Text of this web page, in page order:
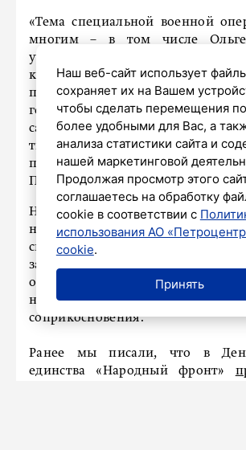
«Тема специальной военной
многим – в том числе Ольге
участнице акции
которой двоюродный брат
признаётся, что испытывает
гордости и желает бойцам
самое главное, чтобы ребята
тылу, их поддерживают и
представители «Народного
Петербурге.
На площадках также прошла
национальных блюд в реторт-
специальная упаковка, в ней
защитникам методом сброса
особенно важно для
находящихся на
соприкосновения.
Ранее мы писали, что в
единства «Народный фронт»
Наш веб-сайт использует
сохраняет их на Вашем
чтобы сделать перемещения
более удобными для Вас, а
анализа статистики сайта и
нашей маркетинговой
Продолжая просмотр этого
соглашаетесь на обработку
cookie в соответствии с
использования АО
cookie.
Принять